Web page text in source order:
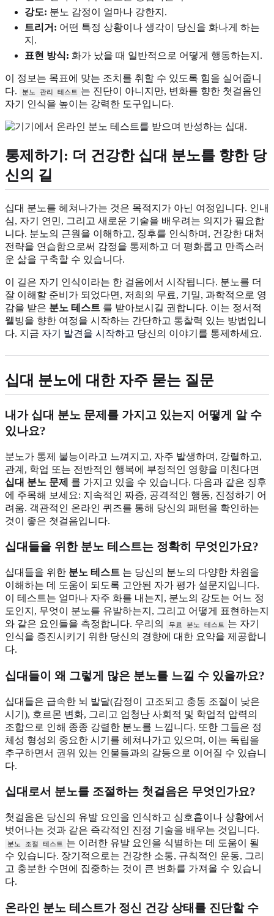
강도: 분노 감정이 얼마나 강한지.
트리거: 어떤 특정 상황이나 생각이 당신을 화나게 하는
지.
표현 방식: 화가 났을 때 일반적으로 어떻게 행동하는지.
이 정보는 목표에 맞는 조치를 취할 수 있도록 힘을 실어줍니
다.
분노 관리 테스트 는 진단이 아니지만, 변화를 향한 첫걸음인
자기 인식을 높이는 강력한 도구입니다.
통제하기: 더 건강한 십대 분노를 향한 당
신의 길
십대 분노를 헤쳐나가는 것은 목적지가 아닌 여정입니다. 인내
심, 자기 연민, 그리고 새로운 기술을 배우려는 의지가 필요합
니다. 분노의 근원을 이해하고, 징후를 인식하며, 건강한 대처
전략을 연습함으로써 감정을 통제하고 더 평화롭고 만족스러
운 삶을 구축할 수 있습니다.
이 길은 자기 인식이라는 한 걸음에서 시작됩니다. 분노를 더
잘 이해할 준비가 되었다면, 저희의 무료, 기밀, 과학적으로 영
감을 받은 분노 테스트 를 받아보시길 권합니다. 이는 정서적
웰빙을 향한 여정을 시작하는 간단하고 통찰력 있는 방법입니
다. 지금 자기 발견을 시작하고 당신의 이야기를 통제하세요.
십대 분노에 대한 자주 묻는 질문
내가 십대 분노 문제를 가지고 있는지 어떻게 알 수
있나요?
분노가 통제 불능이라고 느껴지고, 자주 발생하며, 강렬하고,
관계, 학업 또는 전반적인 행복에 부정적인 영향을 미친다면
십대 분노 문제
를 가지고 있을 수 있습니다. 다음과 같은 징후
에 주목해 보세요: 지속적인 짜증, 공격적인 행동, 진정하기 어
려움. 객관적인 온라인 퀴즈를 통해 당신의 패턴을 확인하는
것이 좋은 첫걸음입니다.
십대들을 위한 분노 테스트는 정확히 무엇인가요?
십대들을 위한 분노 테스트 는 당신의 분노의 다양한 차원을
이해하는 데 도움이 되도록 고안된 자가 평가 설문지입니다.
이 테스트는 얼마나 자주 화를 내는지, 분노의 강도는 어느 정
도인지, 무엇이 분노를 유발하는지, 그리고 어떻게 표현하는지
와 같은 요인들을 측정합니다. 우리의
무료 분노 테스트 는 자기
인식을 증진시키기 위한 당신의 경향에 대한 요약을 제공합니
다.
십대들이 왜 그렇게 많은 분노를 느낄 수 있을까요?
십대들은 급속한 뇌 발달(감정이 고조되고 충동 조절이 낮은
시기), 호르몬 변화, 그리고 엄청난 사회적 및 학업적 압력의
조합으로 인해 종종 강렬한 분노를 느낍니다. 또한 그들은 정
체성 형성의 중요한 시기를 헤쳐나가고 있으며, 이는 독립을
추구하면서 권위 있는 인물들과의 갈등으로 이어질 수 있습니
다.
십대로서 분노를 조절하는 첫걸음은 무엇인가요?
첫걸음은 당신의 유발 요인을 인식하고 심호흡이나 상황에서
벗어나는 것과 같은 즉각적인 진정 기술을 배우는 것입니다.
분노 조절 테스트 는 이러한 유발 요인을 식별하는 데 도움이 될
수 있습니다. 장기적으로는 건강한 소통, 규칙적인 운동, 그리
고 충분한 수면에 집중하는 것이 큰 변화를 가져올 수 있습니
다.
온라인 분노 테스트가 정신 건강 상태를 진단할 수